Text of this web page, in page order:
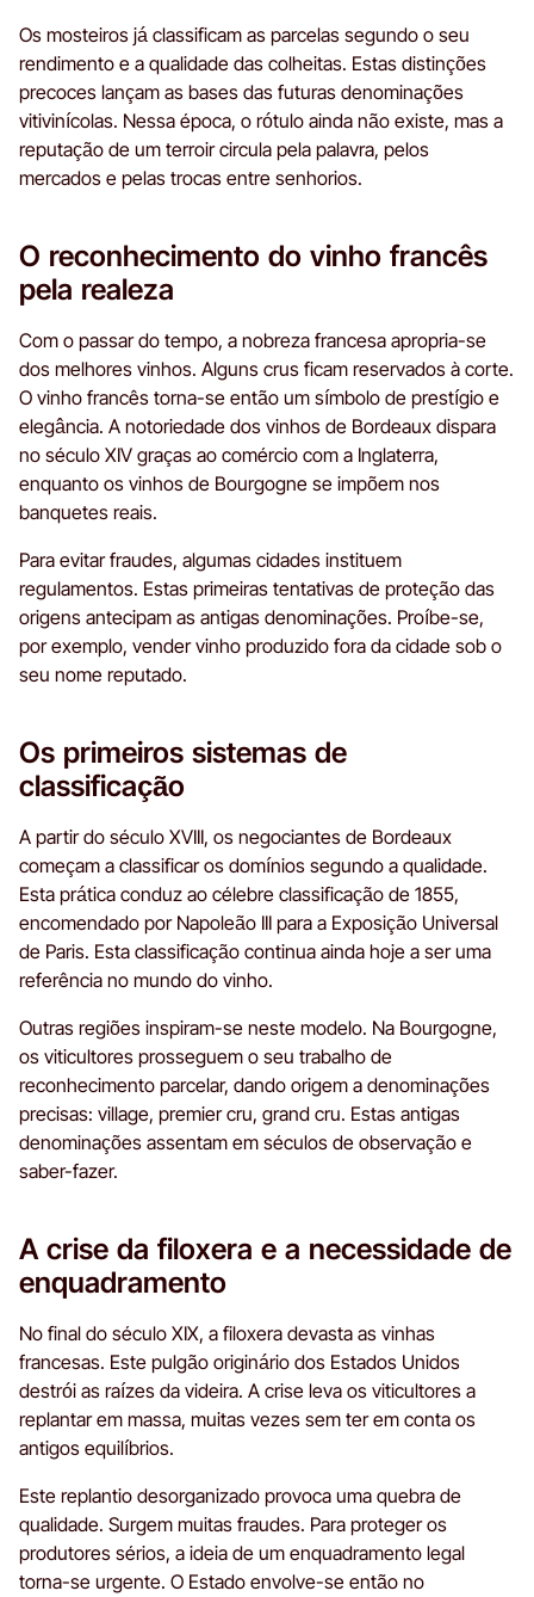
Os mosteiros já classificam as parcelas segundo o seu
rendimento e a qualidade das colheitas. Estas distinções
precoces lançam as bases das futuras denominações
vitivinícolas. Nessa época, o rótulo ainda não existe, mas a
reputação de um terroir circula pela palavra, pelos
mercados e pelas trocas entre senhorios.
O reconhecimento do vinho francês
pela realeza
Com o passar do tempo, a nobreza francesa apropria-se
dos melhores vinhos. Alguns crus ficam reservados à corte.
O vinho francês torna-se então um símbolo de prestígio e
elegância. A notoriedade dos vinhos de Bordeaux dispara
no século XIV graças ao comércio com a Inglaterra,
enquanto os vinhos de Bourgogne se impõem nos
banquetes reais.
Para evitar fraudes, algumas cidades instituem
regulamentos. Estas primeiras tentativas de proteção das
origens antecipam as antigas denominações. Proíbe-se,
por exemplo, vender vinho produzido fora da cidade sob o
seu nome reputado.
Os primeiros sistemas de
classificação
A partir do século XVIII, os negociantes de Bordeaux
começam a classificar os domínios segundo a qualidade.
Esta prática conduz ao célebre classificação de 1855,
encomendado por Napoleão III para a Exposição Universal
de Paris. Esta classificação continua ainda hoje a ser uma
referência no mundo do vinho.
Outras regiões inspiram-se neste modelo. Na Bourgogne,
os viticultores prosseguem o seu trabalho de
reconhecimento parcelar, dando origem a denominações
precisas: village, premier cru, grand cru. Estas antigas
denominações assentam em séculos de observação e
saber-fazer.
A crise da filoxera e a necessidade de
enquadramento
No final do século XIX, a filoxera devasta as vinhas
francesas. Este pulgão originário dos Estados Unidos
destrói as raízes da videira. A crise leva os viticultores a
replantar em massa, muitas vezes sem ter em conta os
antigos equilíbrios.
Este replantio desorganizado provoca uma quebra de
qualidade. Surgem muitas fraudes. Para proteger os
produtores sérios, a ideia de um enquadramento legal
torna-se urgente. O Estado envolve-se então no